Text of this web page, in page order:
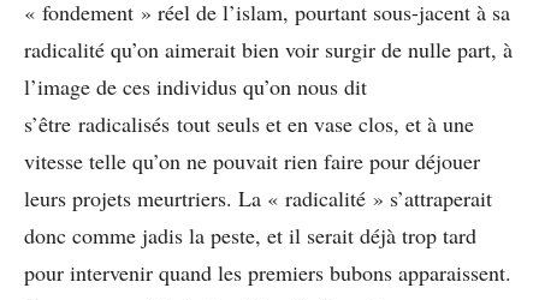
« fondement » réel de l’islam, pourtant sous-jacent à sa
radicalité qu’on aimerait bien voir surgir de nulle part, à
l’image de ces individus qu’on nous dit
s’être radicalisés tout seuls et en vase clos, et à une
vitesse telle qu’on ne pouvait rien faire pour déjouer
leurs projets meurtriers. La « radicalité » s’attraperait
donc comme jadis la peste, et il serait déjà trop tard
pour intervenir quand les premiers bubons apparaissent.